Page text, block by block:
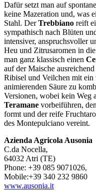
Dafür setzt man auf
keine Mazeration und, was
Stahl. DerTrebbiano reift
sympathisch nach Blüten
intensiver, anspruchsvoller
Heu und Zitrusaromen in
man ganz klassisch einen
auf der Maische
Ribisel und Veilchen mit
animierenden Säure zu
Versionen, wobei kein Weg
Teramane vorbeiführen,
formt und der reife
des Montepulciano vereint.
Azienda Agricola Ausonia
C.da Nocella,
64032 Atri (TE)
Phone: +39 085 9071026,
Mobile:+39 340 232 9860
www.ausonia.it